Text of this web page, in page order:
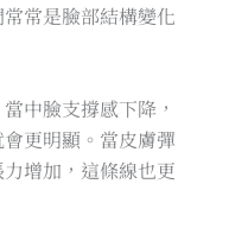
常是臉部結構變化
中臉支撐感下降，
更明顯。當皮膚彈
增加，這條線也更